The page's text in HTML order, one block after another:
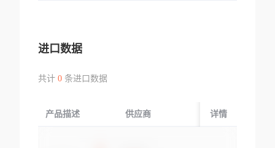
进口数据
共计 0条进口数据
产品描述 供应商 起运国/地区
详情